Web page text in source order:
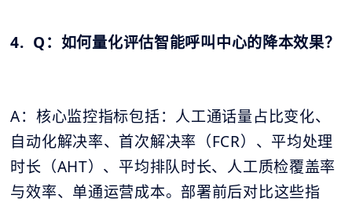
4. Q：如何量化评估智能呼叫中心的降本效果？
A：核心监控指标包括：人工通话量占比变化、
自动化解决率、首次解决率（FCR）、平均处理
时长（AHT）、平均排队时长、人工质检覆盖率
与效率、单通运营成本。部署前后对比这些指